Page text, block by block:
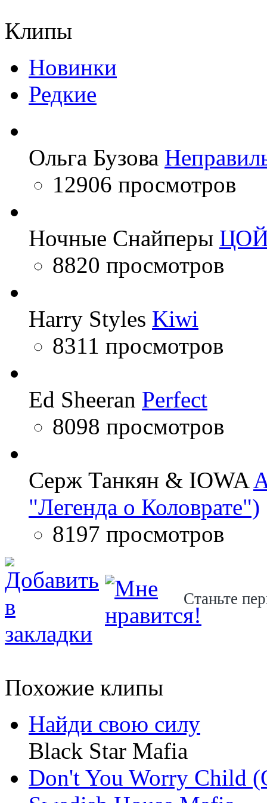
Клипы
Новинки
Редкие
Ольга Бузова
12906 просмотров
Ночные Снайперы
8820 просмотров
Harry Styles Kiwi
8311 просмотров
Ed Sheeran Perfect
8098 просмотров
Серж Танкян & IOWA
"Легенда о Коловрате")
8197 просмотров
Станьте
Похожие клипы
Найди свою силу
Black Star Mafia
Don't You Worry Child